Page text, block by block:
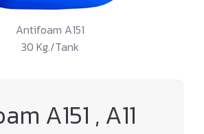
Antifoam A151
30 Kg./Tank
A151 , A11